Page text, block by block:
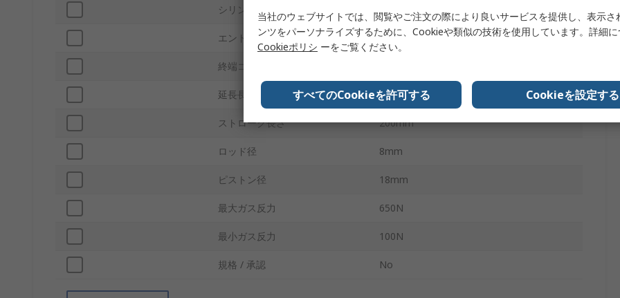
シリンダー材質 スチール
エンドコネクタ材質 スチール, ナイロン
終端コネクタ タイプ
延長長さ 464mm
ストローク長さ 200mm
ロッド径 8mm
ピストン径 18mm
最大ガス反力 650N
最小ガス反力 100N
規格 / 承認 No
当社のウェブサイトでは、閲覧やご注文の際により良いサービスを提供し、表示さ
ンツをパーソナライズするために、Cookieや類似の技術を使用しています。詳細に
Cookieポリシ ーをご覧ください。
すべてのCookieを許可する Cookieを設定する